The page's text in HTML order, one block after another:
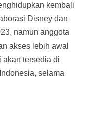
kembali
Disney dan
namun anggota
akses lebih awal
akan tersedia di
selama